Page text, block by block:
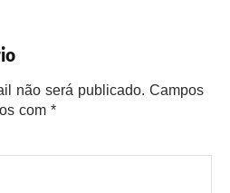
não será publicado. Campos
com *